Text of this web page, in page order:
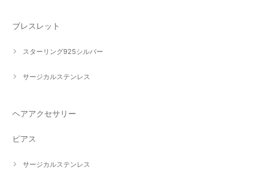
ブレスレット
スターリング925シルバー
サージカルステンレス
ヘアアクセサリー
ピアス
サージカルステンレス